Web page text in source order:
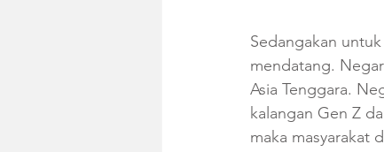
Sedangakan
mendatang.
Asia Tenggara.
kalangan Gen Z
maka masyarakat